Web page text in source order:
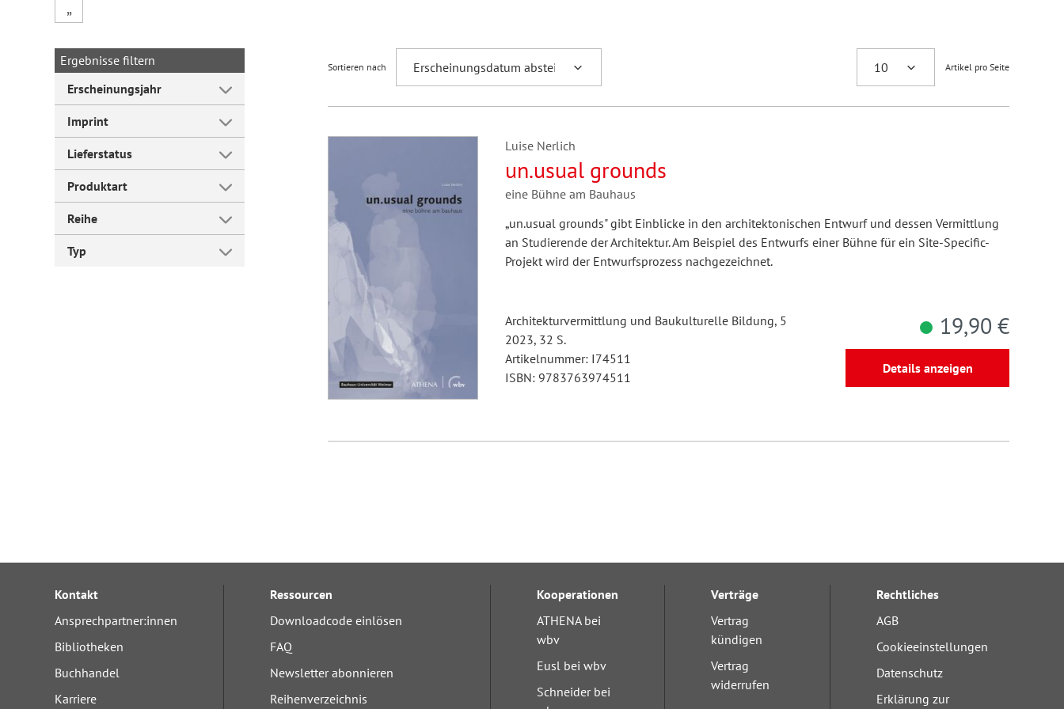
Forum Arbeitslehre
„
Ergebnisse filtern
Erscheinungsjahr
Imprint
Lieferstatus
Produktart
Reihe
Typ
Sortieren nach Artikel pro Seite
Luise Nerlich
un.usual grounds
eine Bühne am Bauhaus
„un.usual grounds" gibt Einblicke in den architektonischen Entwurf und dessen Vermittlung
an Studierende der Architektur. Am Beispiel des Entwurfs einer Bühne für ein Site-Specific-
Projekt wird der Entwurfsprozess nachgezeichnet.
Architekturvermittlung und Baukulturelle Bildung, 5
2023, 32 S.
Artikelnummer: I74511
ISBN: 9783763974511
19,90 €
Details anzeigen
Kontakt
Ansprechpartner:innen
Bibliotheken
Buchhandel
Karriere
Ressourcen
Downloadcode einlösen
FAQ
Newsletter abonnieren
Reihenverzeichnis
Kooperationen
ATHENA bei
wbv
Eusl bei wbv
Schneider bei
Verträge
Vertrag
kündigen
Vertrag
widerrufen
Rechtliches
AGB
Cookieeinstellungen
Datenschutz
Erklärung zur